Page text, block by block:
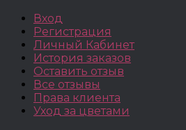
Вход
Регистрация
Личный Кабинет
История заказов
Оставить отзыв
Все отзывы
Права клиента
Уход за цветами